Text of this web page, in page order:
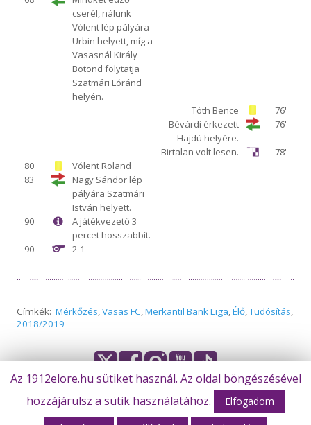
cserél, nálunk
Vólent lép pályára
Urbin helyett, míg a
Vasasnál Király
Botond folytatja
Szatmári Lóránd
helyén.
76'
Tóth Bence
76'
Bévárdi érkezett
Hajdú helyére.
78'
Birtalan volt lesen.
80'
Vólent Roland
83'
Nagy Sándor lép
pályára Szatmári
István helyett.
90'
A játékvezető 3
percet hosszabbít.
90'
2-1
Címkék: Mérkőzés,Vasas FC,Merkantil Bank Liga,Élő,Tudósítás,
2018/2019
© Békéscsaba 1912 Előre Futball Zrt.
Az 1912elore.hu sütiket használ. Az oldal böngészésével
hozzájárulsz a sütik használatához.
Elfogadom
Olvasta már?